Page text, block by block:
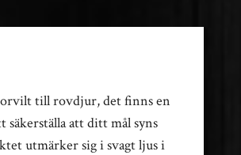
till rovdjur, det finns en
att ditt mål syns
utmärker sig i svagt ljus i